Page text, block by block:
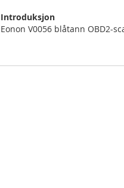
Introduksjon
Eonon V0056 blåtann OBD2-